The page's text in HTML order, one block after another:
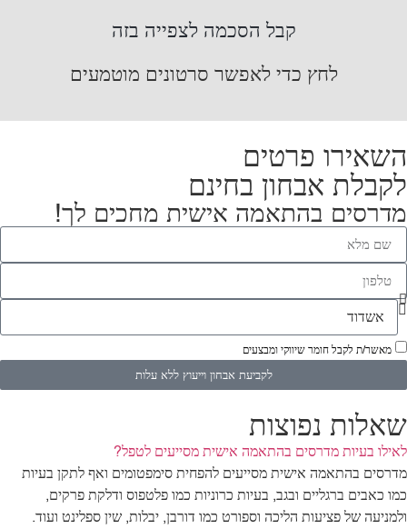
קבל הסכמה לצפייה בזה
לחץ כדי לאפשר סרטונים מוטמעים
השאירו פרטים
לקבלת אבחון בחינם
מדרסים בהתאמה אישית מחכים לך!
מאשר/ת לקבל חומר שיווקי ומבצעים
לקביעת אבחון וייעוץ ללא עלות
שאלות נפוצות
לאילו בעיות מדרסים בהתאמה אישית מסייעים לטפל?
מדרסים בהתאמה אישית מסייעים להפחית סימפטומים ואף לתקן בעיות
כמו כאבים ברגליים ובגב, בעיות כרוניות כמו פלטפוס ודלקת פרקים,
ולמניעה של פציעות הליכה וספורט כמו דורבן, יבלות, שין ספלינט ועוד.